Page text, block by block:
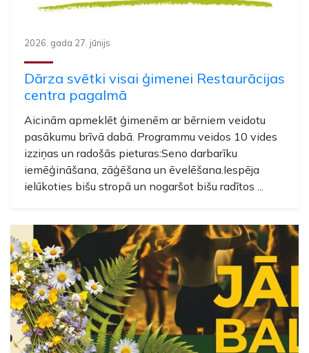
2026. gada 27. jūnijs
Dārza svētki visai ģimenei Restaurācijas
centra pagalmā
Aicinām apmeklēt ģimenēm ar bērniem veidotu
pasākumu brīvā dabā. Programmu veidos 10 vides
izziņas un radošās pieturas:Seno darbarīku
iemēģināšana, zāģēšana un ēvelēšana.Iespēja
ielūkoties bišu stropā un nogaršot bišu radītos ...